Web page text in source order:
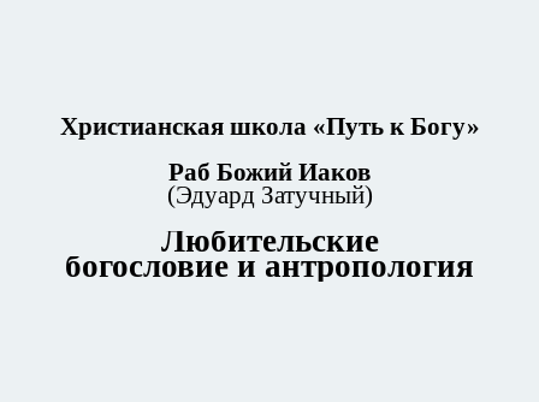
Христианская школа «Путь к Богу»
Раб Божий Иаков
(Эдуард Затучный)
Любительские
богословие и антропология